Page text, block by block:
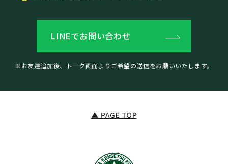
LINEでお問い合わせ
※お友達追加後、トーク画面よりご希望の送信をお願いいたします。